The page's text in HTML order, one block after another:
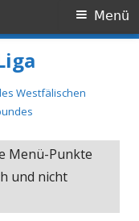
Westfälischen
Menü
Menü-Punkte
und nicht